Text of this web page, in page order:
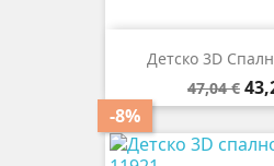
Детско 3D
Редовна
цена
47,04 €
-8%